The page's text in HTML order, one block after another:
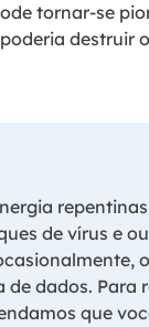
tornar-se
destruir
de vírus e
de dados. Para
que